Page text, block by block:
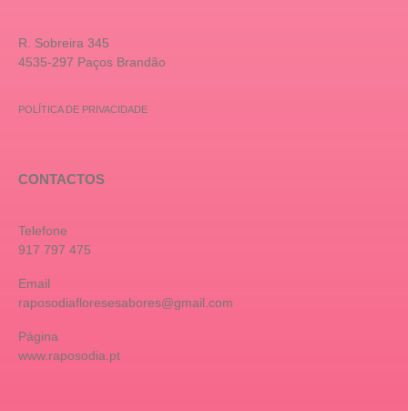
R. Sobreira 345
4535-297 Paços Brandão
POLÍTICA DE PRIVACIDADE
CONTACTOS
Telefone
917 797 475
Email
raposodiafloresesabores@gmail.com
Página
www.raposodia.pt